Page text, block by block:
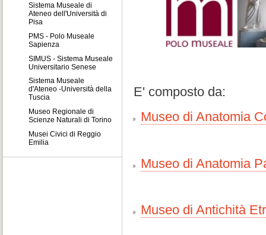
Sistema Museale di
Ateneo dell'Università di
Pisa
PMS - Polo Museale
Sapienza
SIMUS - Sistema Museale
Universitario Senese
Sistema Museale
d'Ateneo -Università della
Tuscia
Museo Regionale di
Scienze Naturali di Torino
Musei Civici di Reggio
Emilia
E' composto da:
Museo di Anatomia
Museo di Anatomia
Museo di Antichità